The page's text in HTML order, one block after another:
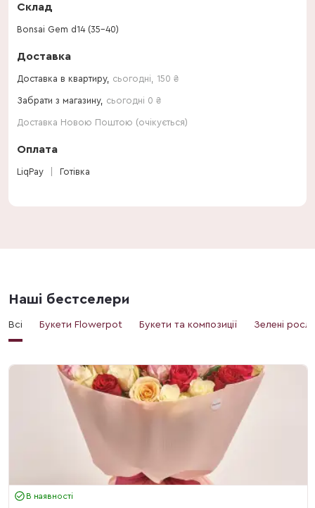
Склад
Bonsai Gem d14 (35-40)
Доставка
Доставка в квартиру, сьогодні 150 ₴
Забрати з магазину, сьогодні 0 ₴
Доставка Новою Поштою (очікується)
Оплата
LiqPay Готівка
Наші бестселери
Всі Букети Flowerpot Букети та композиції Зелені
В наявності